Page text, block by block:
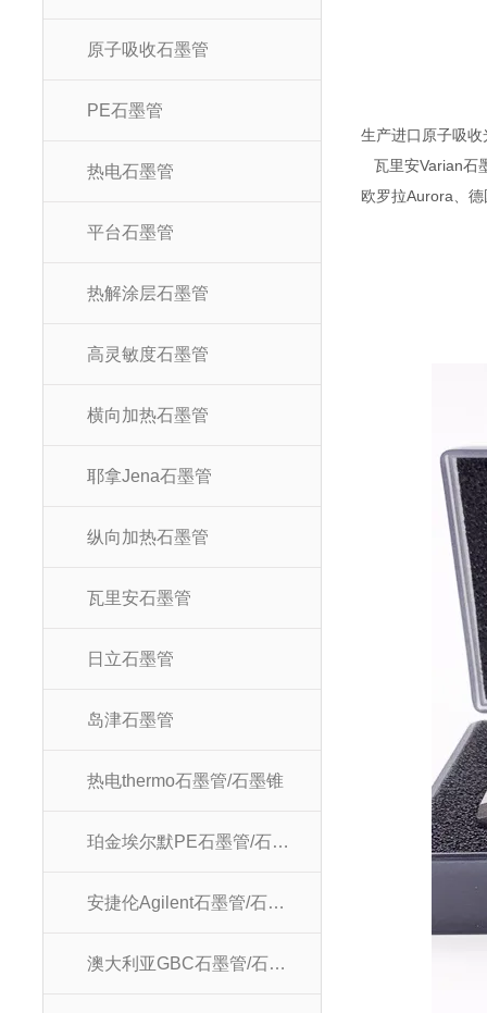
原子吸收石墨管
PE石墨管
热电石墨管
平台石墨管
热解涂层石墨管
高灵敏度石墨管
横向加热石墨管
耶拿Jena石墨管
纵向加热石墨管
瓦里安石墨管
日立石墨管
岛津石墨管
热电thermo石墨管/石墨锥
珀金埃尔默PE石墨管/石墨锥
安捷伦Agilent石墨管/石墨锥
澳大利亚GBC石墨管/石墨锥
生产进口原子吸收
瓦里安Varian石
欧罗拉Aurora 、